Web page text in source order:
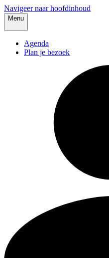
Navigeer naar hoofdinhoud
Menu
Agenda
Plan je bezoek